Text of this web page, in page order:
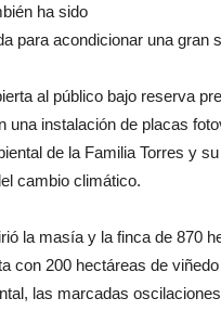
ha sido
para acondicionar una gran
al público bajo reserva
una instalación de placas
de la Familia Torres y
cambio climático.
la masía y la finca de 870
con 200 hectáreas de
las marcadas